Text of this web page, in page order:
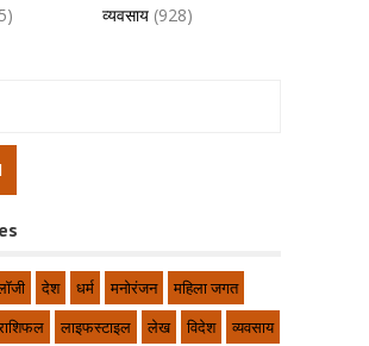
व्यवसाय (928)
देश धर्म मनोरंजन
महिला जगत
लाइफस्टाइल लेख विदेश
व्यवसाय